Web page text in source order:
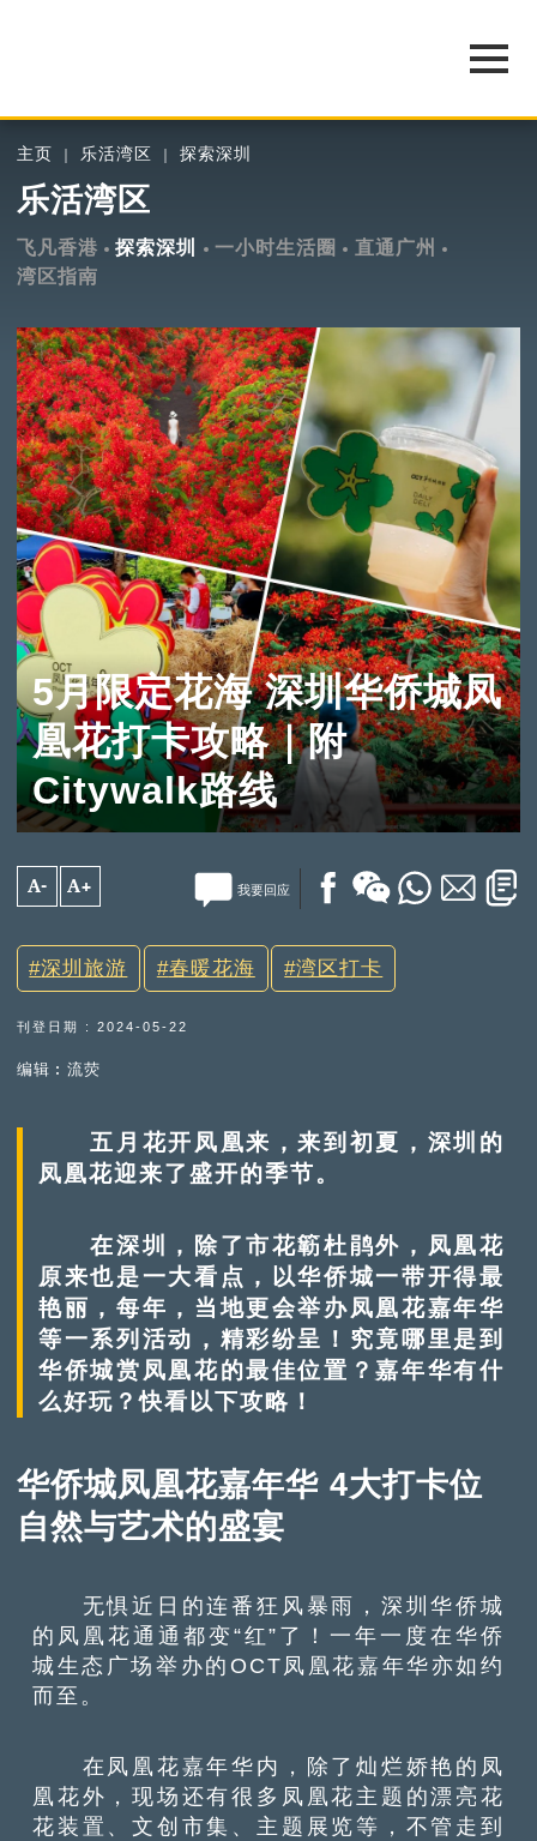
主页 乐活湾区 探索深圳
乐活湾区
飞凡香港 探索深圳 一小时生活圈
直通广州
湾区指南
5月限定花海 深圳华侨城凤
凰花打卡攻略｜附
Citywalk路线
A- A+ 我要回应
深圳旅游 春暖花海 湾区打卡
刊登日期 : 2024-05-22
编辑︰流荧
五月花开凤凰来，来到初夏，深圳的
凤凰花迎来了盛开的季节。
在深圳，除了市花簕杜鹃外，凤凰花
原来也是一大看点，以华侨城一带开得最
艳丽，每年，当地更会举办凤凰花嘉年华
等一系列活动，精彩纷呈！究竟哪里是到
华侨城赏凤凰花的最佳位置？嘉年华有什
么好玩？快看以下攻略！
华侨城凤凰花嘉年华 4大打卡位
自然与艺术的盛宴
无惧近日的连番狂风暴雨，深圳华侨城
的凤凰花通通都变“红”了！一年一度在华侨
城生态广场举办的OCT凤凰花嘉年华亦如约
而至。
在凤凰花嘉年华内，除了灿烂娇艳的凤
凰花外，现场还有很多凤凰花主题的漂亮花
花装置、文创市集、主题展览等，不管走到